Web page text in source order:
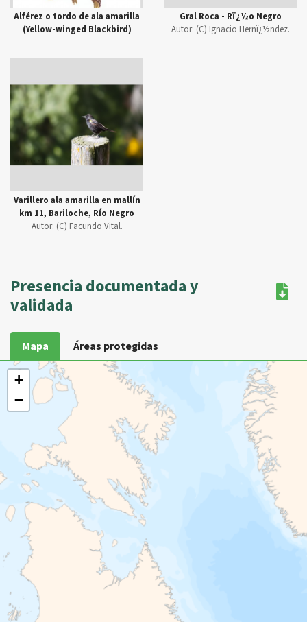
Alférez o tordo de ala amarilla
(Yellow-winged Blackbird)
Gral Roca - Rï¿½o Negro
Autor: (C) Ignacio Hernï¿½ndez.
Varillero ala amarilla en mallín
km 11, Bariloche, Río Negro
Autor: (C) Facundo Vital.
Presencia documentada y
validada
Mapa Áreas protegidas
+
−